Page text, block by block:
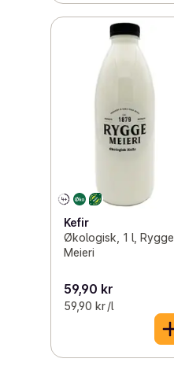
Kefir
Økologisk, 1 l, Rygge
Meieri
59,90 kr
59,90 kr /l